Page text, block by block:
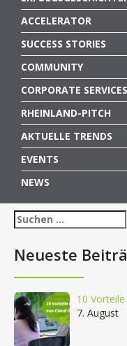
ACCELERATOR
SUCCESS STORIES
COMMUNITY
CORPORATE SERVICES
RHEINLAND-PITCH
AKTUELLE TRENDS
EVENTS
NEWS
Suchen
nach:
Neueste
10
7. August